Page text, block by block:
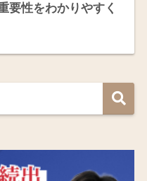
要性をわかりやすく